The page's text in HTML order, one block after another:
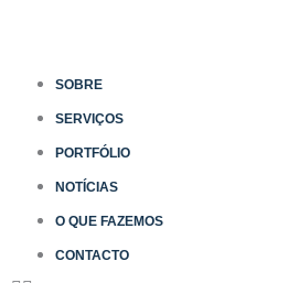
SOBRE
SERVIÇOS
PORTFÓLIO
NOTÍCIAS
O QUE FAZEMOS
CONTACTO